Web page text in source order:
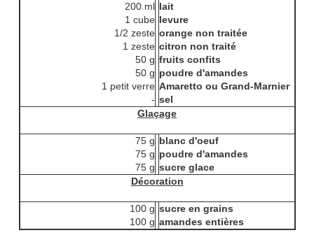
200 ml
1 cube
1/2 zeste
1 zeste
50 g
50 g
1 petit verre
-
lait
levure
orange non traitée
citron non traité
fruits confits
poudre d'amandes
Amaretto ou Grand-Marnier
sel
Glaçage
75 g
75 g
75 g
blanc d'oeuf
poudre d'amandes
sucre glace
Décoration
100 g
100 g
sucre en grains
amandes entières